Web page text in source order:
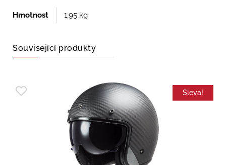
Hmotnost 1,95 kg
Související produkty
Sleva!